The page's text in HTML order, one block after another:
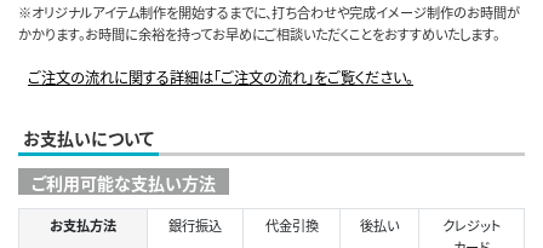
※オリジナルアイテム制作を開始するまでに、打ち合わせや完成イメージ制作のお時間が
かかります。お時間に余裕を持ってお早めにご相談いただくことをおすすめいたします。
ご注文の流れに関する詳細は「ご注文の流れ」をご覧ください。
お支払いについて
ご利用可能な支払い方法
お支払方法 銀行振込 代金引換 後払い
クレジット